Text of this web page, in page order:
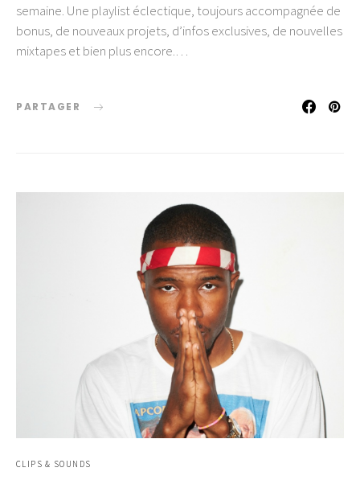
semaine. Une playlist éclectique, toujours accompagnée de
bonus, de nouveaux projets, d’infos exclusives, de nouvelles
mixtapes et bien plus encore.…
PARTAGER
CLIPS & SOUNDS